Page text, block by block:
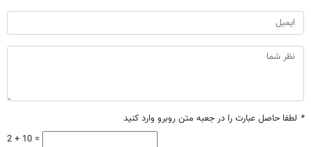
* لطفا حاصل عبارت را در جعبه متن روبرو وارد کنید
2 + 10 =